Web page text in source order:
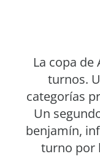
La copa de
turnos.
categorías
Un
benjamín,
turno por